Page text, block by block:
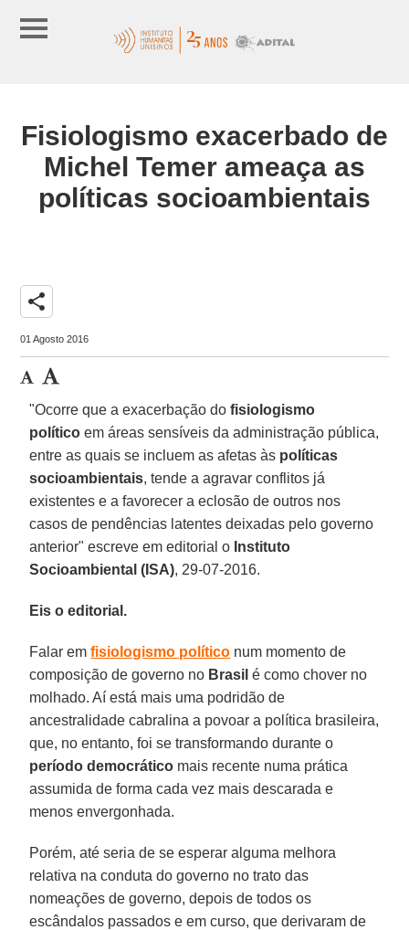
Fisiologismo exacerbado de
Michel Temer ameaça as
políticas socioambientais
share
01 Agosto 2016
"Ocorre que a exacerbação dofisiologismo
político em áreas sensíveis da administração pública,
entre as quais se incluem as afetas às políticas
socioambientais, tende a agravar conflitos já
existentes e a favorecer a eclosão de outros nos
casos de pendências latentes deixadas pelo governo
anterior" escreve em editorial o Instituto
Socioambiental (ISA), 29-07-2016.
Eis o editorial.
Falar emfisiologismo político num momento de
composição de governo no Brasil é como chover no
molhado. Aí está mais uma podridão de
ancestralidade cabralina a povoar a política brasileira,
que, no entanto, foi se transformando durante o
período democrático mais recente numa prática
assumida de forma cada vez mais descarada e
menos envergonhada.
Porém, até seria de se esperar alguma melhora
relativa na conduta do governo no trato das
nomeações de governo, depois de todos os
escândalos passados e em curso, que derivaram de